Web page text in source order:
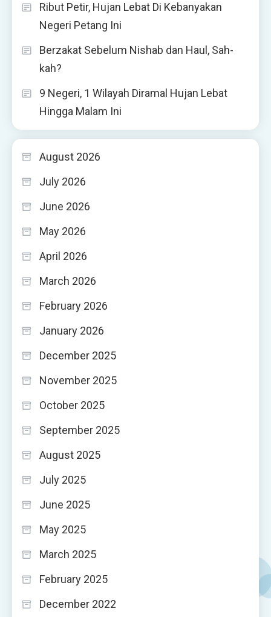
Ribut Petir, Hujan Lebat Di Kebanyakan
Negeri Petang Ini
Berzakat Sebelum Nishab dan Haul, Sah-
kah?
9 Negeri, 1 Wilayah Diramal Hujan Lebat
Hingga Malam Ini
August 2026
July 2026
June 2026
May 2026
April 2026
March 2026
February 2026
January 2026
December 2025
November 2025
October 2025
September 2025
August 2025
July 2025
June 2025
May 2025
March 2025
February 2025
December 2022